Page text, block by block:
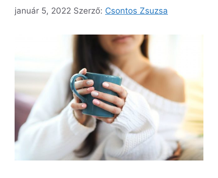
január 5, 2022 Szerző: Csontos Zsuzsa